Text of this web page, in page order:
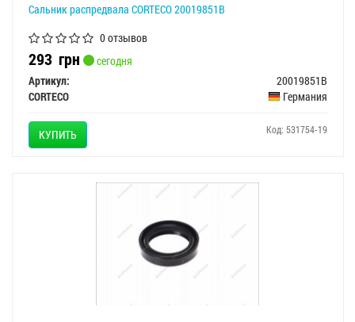
Сальник распредвала CORTECO 20019851B
0 отзывов
293 грн
сегодня
Артикул:
20019851B
CORTECO
Германия
КУПИТЬ Код: 531754-19